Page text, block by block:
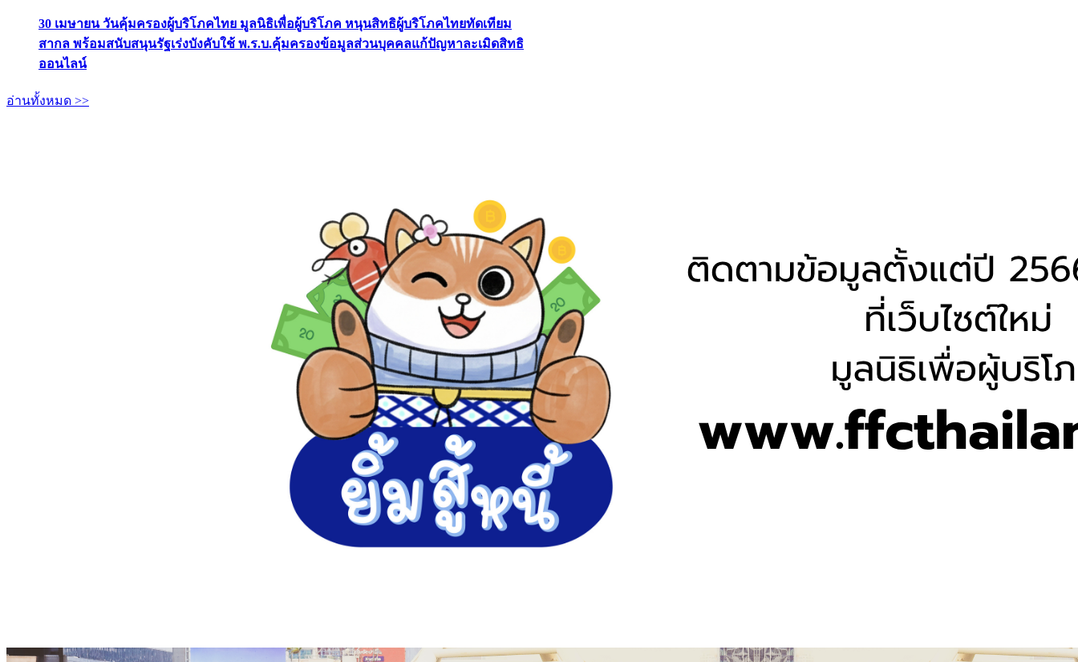
30 เมษายน วันคุ้มครองผู้บริโภคไทย มูลนิธิเพื่อผู้บริโภค หนุนสิทธิผู้บริโภคไทยทัดเทียม
สากล พร้อมสนับสนุนรัฐเร่งบังคับใช้ พ.ร.บ.คุ้มครองข้อมูลส่วนบุคคลแก้ปัญหาละเมิดสิทธิ
ออนไลน์
อ่านทั้งหมด >>